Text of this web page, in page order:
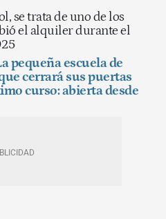
se trata de uno de los
el alquiler durante el
pequeña escuela de
cerrará sus puertas
curso: abierta desde